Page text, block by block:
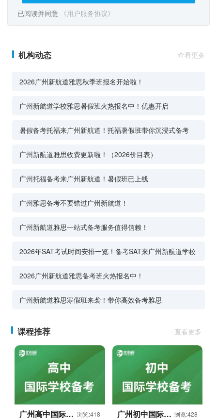
已阅读并同意 《用户服务协议》
机构动态 查看更多
2026广州新航道雅思秋季班报名开始啦！
广州新航道学校雅思暑假班火热报名中！优惠开启
暑假备考托福来广州新航道！托福暑假班带你沉浸式备考
广州新航道雅思收费更新啦！（2026价目表）
广州托福备考来广州新航道！暑假班已上线
广州雅思备考不要错过广州新航道！
广州新航道雅思一站式备考服务值得信赖！
2026年SAT考试时间安排一览！备考SAT来广州新航道学校
2026广州新航道雅思备考班火热报名中！
广州新航道雅思寒假班来袭！带你高效备考雅思
课程推荐 查看更多
广州高中国际学 浏览:418
广州初中国际学 浏览:428